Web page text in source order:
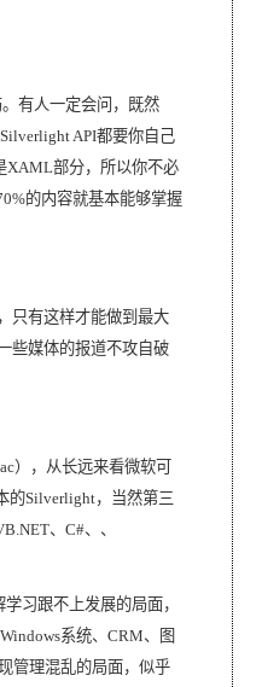
有人一定会问，既然
Silverlight API都要你自己
XAML部分，所以你不必
的内容就基本能够掌握
只有这样才能做到最大
些媒体的报道不攻自破
），从长远来看微软可
的Silverlight，当然第三
、 C#、、
习跟不上发展的局面，
Windows系统、 CRM、图
管理混乱的局面，似乎